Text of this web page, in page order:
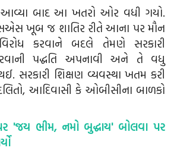
આવ્યા બાદ આ ખતરો ઓર વધી ગયો.
ખૂબ જ શાતિર રીતે આના પર મૌન
કરવાને બદલે તેમણે સરકારી
પદ્ધતિ અપનાવી અને તે વધુ
સરકારી શિક્ષણ વ્યવસ્થા ખતમ કરી
આદિવાસી કે ઓબીસીના બાળકો
'જય ભીમ, નમો બુદ્ધાય' બોલવા પર